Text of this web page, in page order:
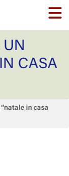
UN
CASA
in casa